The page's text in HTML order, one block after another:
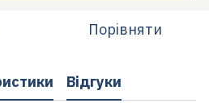
Порівняти
Відгуки